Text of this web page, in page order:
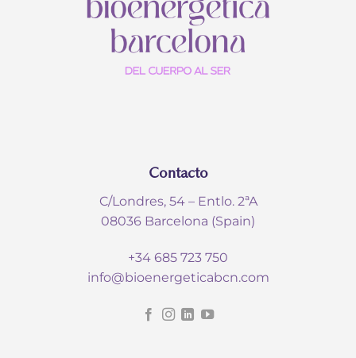
Contacto
C/Londres, 54 – Entlo. 2ªA
08036 Barcelona (Spain)
+34 685 723 750
info@bioenergeticabcn.com